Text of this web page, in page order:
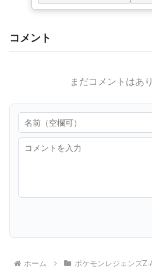
コメント
まだコメントはあ
ホーム ポケモンレジェンズZ-